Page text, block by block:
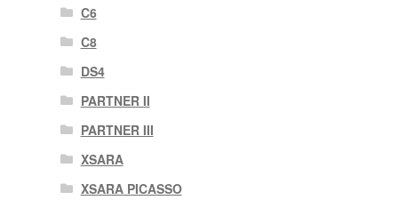
C6
C8
DS4
PARTNER II
PARTNER III
XSARA
XSARA PICASSO